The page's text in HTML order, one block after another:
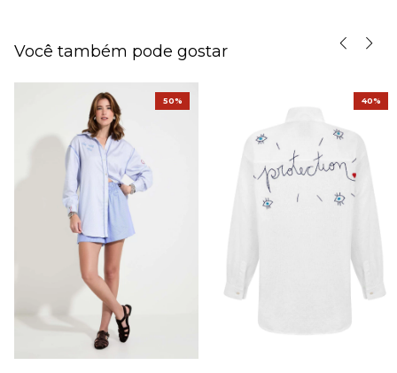
Você também pode gostar
50% 40%